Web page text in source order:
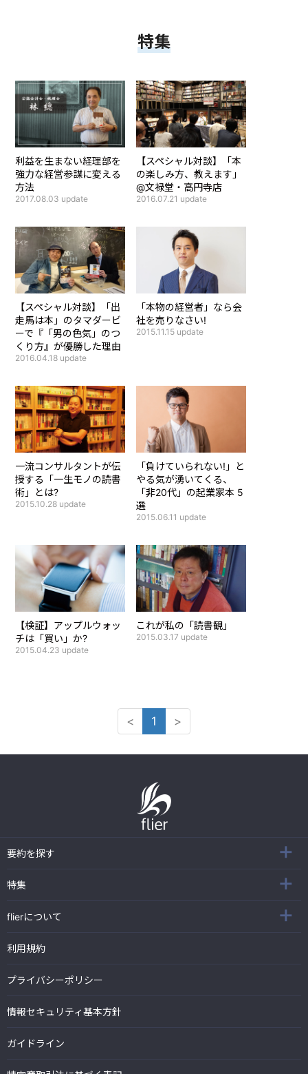
特集
利益を生まない経理部を
強力な経営参謀に変える
方法
2017.08.03 update
【スペシャル対談】
「本
の楽しみ方、教えます」
@文禄堂・高円寺店
2016.07.21 update
【スペシャル対談】
「出
走馬は本」のタマダービ
ーで『「男の色気」のつ
くり方』が優勝した理由
2016.04.18 update
「本物の経営者」なら会
社を売りなさい!
2015.11.15 update
一流コンサルタントが伝
授する「一生モノの読書
術」とは?
2015.10.28 update
「負けていられない!」と
やる気が湧いてくる、
「非20代」の起業家本 5
選
2015.06.11 update
【検証】アップルウォッ
チは「買い」か?
2015.04.23 update
これが私の「読書観」
2015.03.17 update
< 1 >
要約を探す
特集
flierについて
利用規約
プライバシーポリシー
情報セキュリティ基本方針
ガイドライン